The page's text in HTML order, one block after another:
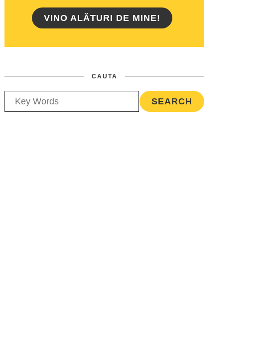
VINO ALĂTURI DE MINE!
CAUTA